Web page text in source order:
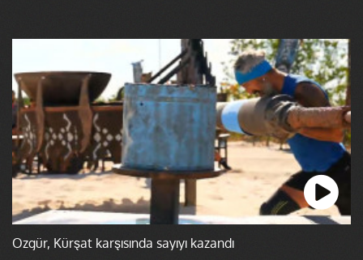
Özgür, Kürşat karşısında sayıyı kazandı